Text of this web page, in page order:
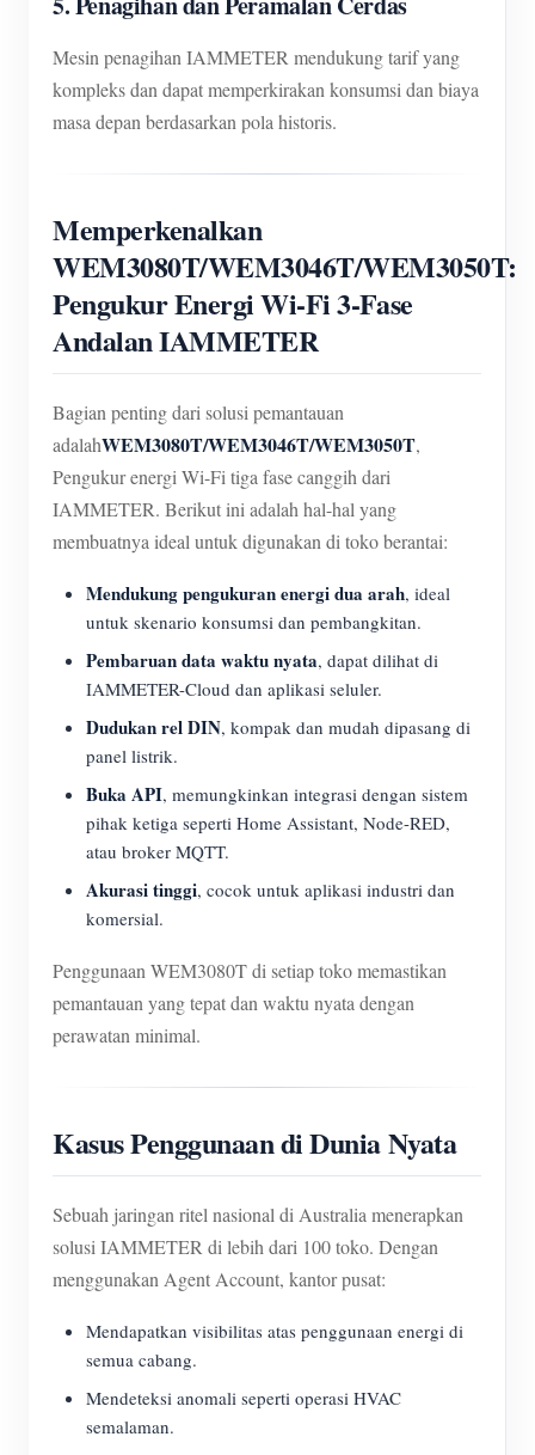
Mesin penagihan IAMMETER mendukung tarif yang
kompleks dan dapat memperkirakan konsumsi dan biaya
masa depan berdasarkan pola historis.
Memperkenalkan
WEM3080T/WEM3046T/WEM3050T:
Pengukur Energi Wi-Fi 3-Fase
Andalan IAMMETER
Bagian penting dari solusi pemantauan
adalahWEM3080T/WEM3046T/WEM3050T,
Pengukur energi Wi-Fi tiga fase canggih dari
IAMMETER. Berikut ini adalah hal-hal yang
membuatnya ideal untuk digunakan di toko berantai:
Mendukung pengukuran energi dua arah, ideal
untuk skenario konsumsi dan pembangkitan.
Pembaruan data waktu nyata, dapat dilihat di
IAMMETER-Cloud dan aplikasi seluler.
Dudukan rel DIN, kompak dan mudah dipasang di
panel listrik.
Buka API, memungkinkan integrasi dengan sistem
pihak ketiga seperti Home Assistant, Node-RED,
atau broker MQTT.
Akurasi tinggi, cocok untuk aplikasi industri dan
komersial.
Penggunaan WEM3080T di setiap toko memastikan
pemantauan yang tepat dan waktu nyata dengan
perawatan minimal.
Kasus Penggunaan di Dunia Nyata
Sebuah jaringan ritel nasional di Australia menerapkan
solusi IAMMETER di lebih dari 100 toko. Dengan
menggunakan Agent Account, kantor pusat:
Mendapatkan visibilitas atas penggunaan energi di
semua cabang.
Mendeteksi anomali seperti operasi HVAC
semalaman.